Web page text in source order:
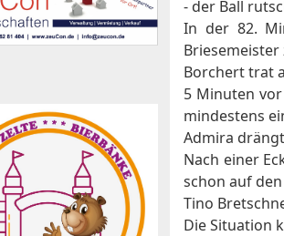
- der Ball
In der 82.
Briesemeister
Borchert trat
5 Minuten
mindestens
Admira
Nach einer
schon auf
Tino
Die Situation